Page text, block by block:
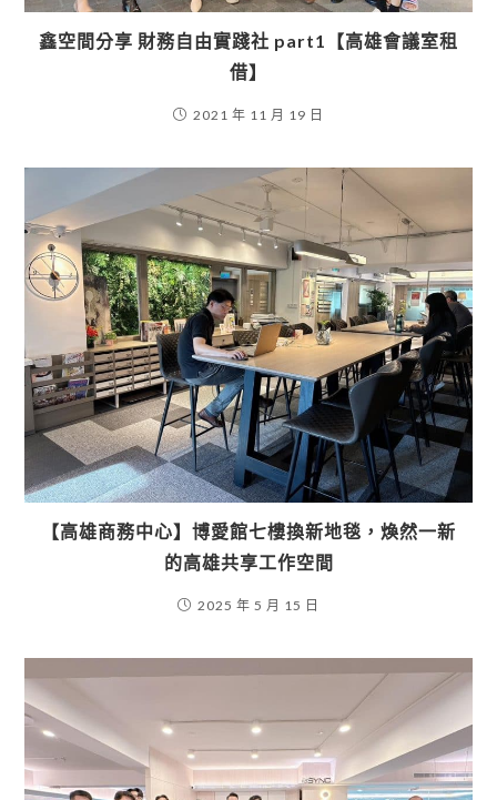
鑫空間分享 財務自由實踐社 part1【高雄會議室租
借】
2021 年 11 月 19 日
【高雄商務中心】博愛館七樓換新地毯，煥然一新
的高雄共享工作空間
2025 年 5 月 15 日